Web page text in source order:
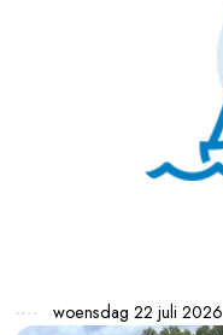
woensdag 22 juli 2026